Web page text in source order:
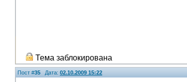
Тема заблокирована
Пост #35 Дата: 02.10.2009 15:22